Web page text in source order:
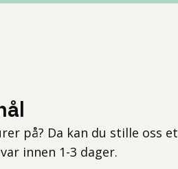
på? Da kan du stille oss et
innen 1-3 dager.